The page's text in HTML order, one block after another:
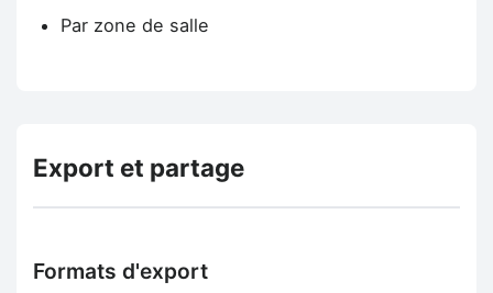
Par zone de salle
Export et partage
Formats d'export